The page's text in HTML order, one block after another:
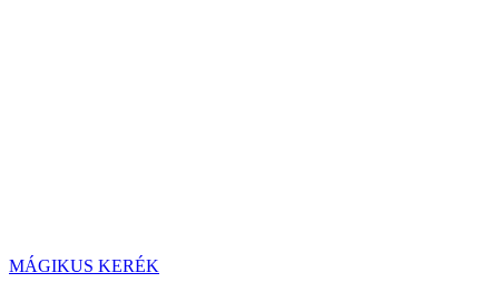
MÁGIKUS KERÉK